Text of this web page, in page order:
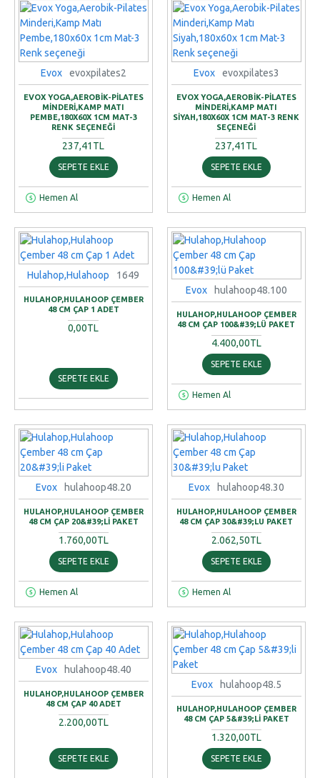
Evox evoxpilates2
EVOX YOGA,AEROBIK-PILATES
MINDERI,KAMP MATI
PEMBE,180X60X 1CM MAT-3
RENK SEÇENEĞI
237,41TL
SEPETE EKLE
Hemen Al
Evox evoxpilates3
EVOX YOGA,AEROBIK-PILATES
MINDERI,KAMP MATI
SIYAH,180X60X 1CM MAT-3 RENK
SEÇENEĞI
237,41TL
SEPETE EKLE
Hemen Al
Hulahop,Hulahoop 1649
HULAHOP,HULAHOOP ÇEMBER
48 CM ÇAP 1 ADET
0,00TL
SEPETE EKLE
Evox hulahoop48.100
HULAHOP,HULAHOOP ÇEMBER
48 CM ÇAP 100&#39;LÜ PAKET
4.400,00TL
SEPETE EKLE
Hemen Al
Evox hulahoop48.20
HULAHOP,HULAHOOP ÇEMBER
48 CM ÇAP 20&#39;LI PAKET
1.760,00TL
SEPETE EKLE
Hemen Al
Evox hulahoop48.30
HULAHOP,HULAHOOP ÇEMBER
48 CM ÇAP 30&#39;LU PAKET
2.062,50TL
SEPETE EKLE
Hemen Al
Evox hulahoop48.40
HULAHOP,HULAHOOP ÇEMBER
48 CM ÇAP 40 ADET
2.200,00TL
SEPETE EKLE
Evox hulahoop48.5
HULAHOP,HULAHOOP ÇEMBER
48 CM ÇAP 5&#39;LI PAKET
1.320,00TL
SEPETE EKLE